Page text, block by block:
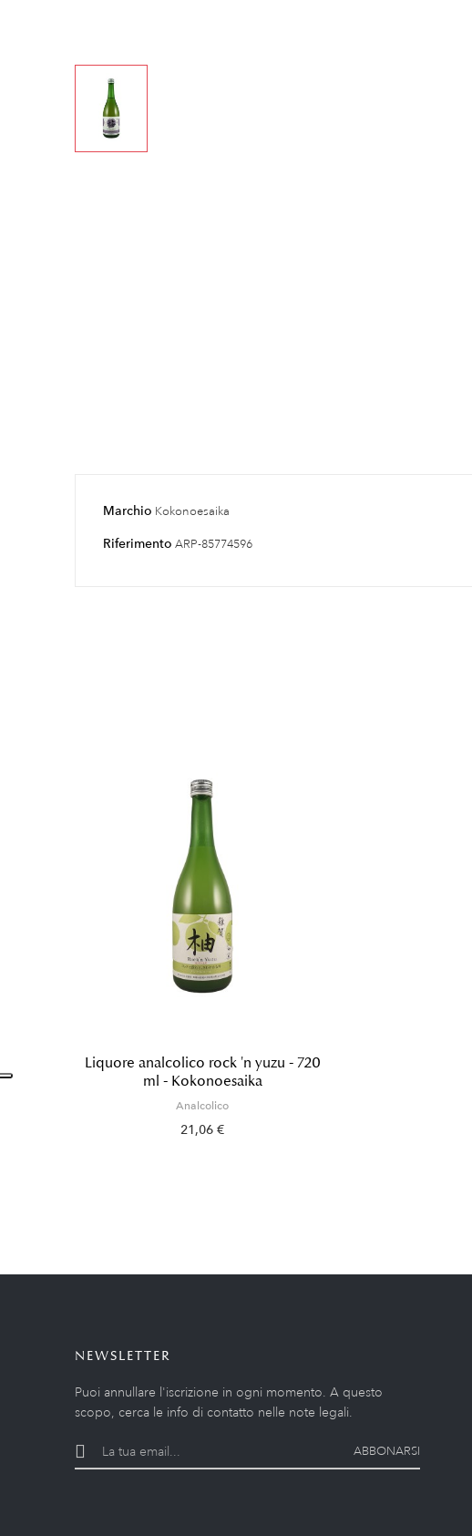
Marchio Kokonoesaika
Riferimento ARP-85774596
Liquore analcolico rock 'n yuzu - 720
ml - Kokonoesaika
Analcolico
21,06 €
NEWSLETTER
Puoi annullare l'iscrizione in ogni momento. A questo
scopo, cerca le info di contatto nelle note legali.
ABBONARSI